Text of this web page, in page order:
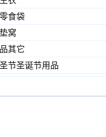
食袋
窝
其它
节圣诞节用品